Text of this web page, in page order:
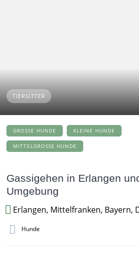
TIERSITTER
GROSSE HUNDE KLEINE HUNDE
MITTELGROSSE HUNDE
Gassigehen in Erlangen
Umgebung
Hunde